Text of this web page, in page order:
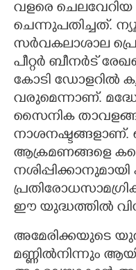
വളരെ
ചെന്നുപതിച്ചത്.
സർവകലാശാല
പീറ്റർ ബീനർട്
കോടി
വരുമെന്നാണ്.
സൈനിക
ആക്രമണങ്ങളെ
നശിപ്പിക്കാനുമായി
ഈ യുദ്ധത്തിൽ
അമേരിക്കയുടെ
മണ്ണിൽനിന്നും